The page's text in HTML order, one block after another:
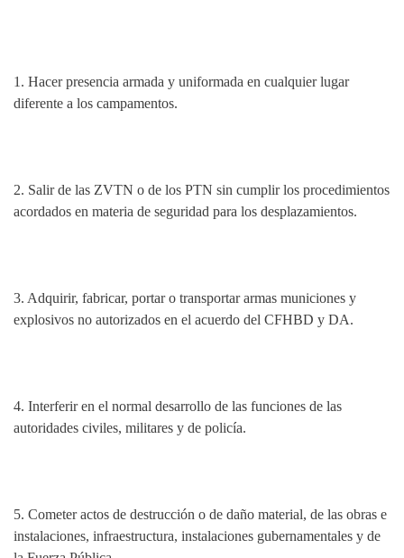
1. Hacer presencia armada y uniformada en cualquier lugar
diferente a los campamentos.
2. Salir de las ZVTN o de los PTN sin cumplir los procedimientos
acordados en materia de seguridad para los desplazamientos.
3. Adquirir, fabricar, portar o transportar armas municiones y
explosivos no autorizados en el acuerdo del CFHBD y DA.
4. Interferir en el normal desarrollo de las funciones de las
autoridades civiles, militares y de policía.
5. Cometer actos de destrucción o de daño material, de las obras e
instalaciones, infraestructura, instalaciones gubernamentales y de